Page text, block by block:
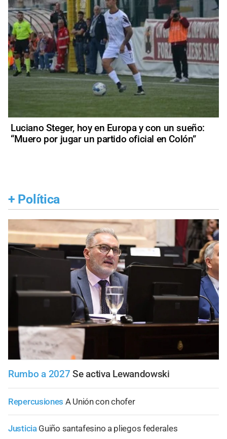
Luciano Steger, hoy en Europa y con un sueño:
“Muero por jugar un partido oficial en Colón”
+ Política
Rumbo a 2027 Se activa Lewandowski
Repercusiones A Unión con chofer
Justicia Guiño santafesino a pliegos federales